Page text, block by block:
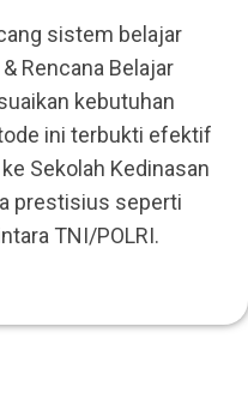
sistem belajar
Rencana Belajar
kebutuhan
ini terbukti efektif
Sekolah Kedinasan
prestisius seperti
TNI/POLRI.